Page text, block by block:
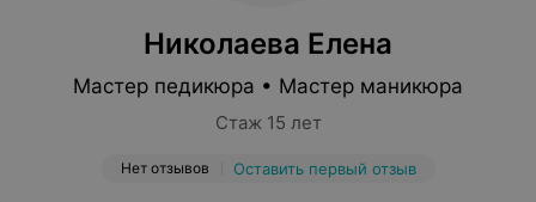
Николаева Елена
Мастер педикюра • Мастер маникюра
Стаж 15 лет
Нет отзывов Оставить первый отзыв